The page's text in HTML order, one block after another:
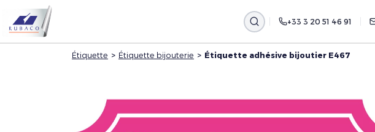
+33 3 20 51 46 91
Étiquette > Étiquette bijouterie > Étiquette adhésive bijoutier E467